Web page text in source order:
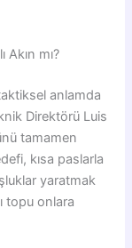
Akın mı?
anlamda
Direktörü Luis
tamamen
kısa paslarla
yaratmak
topu onlara